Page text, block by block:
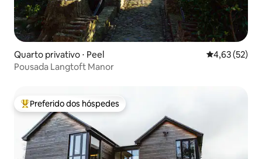
Quarto privativo ⋅ Peel 4,63 de uma
4,63 (52)
Pousada Langtoft Manor
Entre os melhores preferidos dos hóspedes
Preferido dos hóspedes